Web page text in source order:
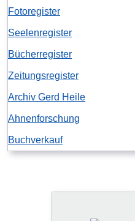
Fotoregister
Seelenregister
Bücherregister
Zeitungsregister
Archiv Gerd Heile
Ahnenforschung
Buchverkauf